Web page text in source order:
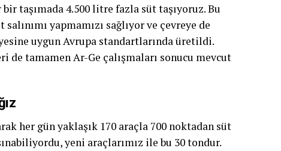
taşımada 4.500 litre fazla süt taşıyoruz. Bu
yapmamızı sağlıyor ve çevreye de
uygun Avrupa standartlarında üretildi.
tamamen Ar-Ge çalışmaları sonucu mevcut
her gün yaklaşık 170 araçla 700 noktadan süt
yeni araçlarımız ile bu 30 tondur.